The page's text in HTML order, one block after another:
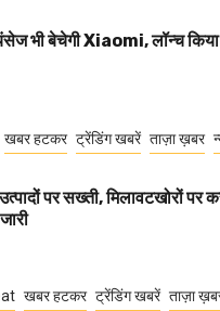
भी बेचेगी Xiaomi, लॉन्च
खबर हटकर ट्रेंडिंग खबरें ताज़ा ख़बर
पर सख्ती, मिलावटखोरों पर
खबर हटकर ट्रेंडिंग खबरें ताज़ा